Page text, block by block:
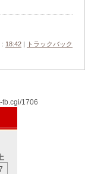
: 18:42 |
トラックバック
tb.cgi/1706